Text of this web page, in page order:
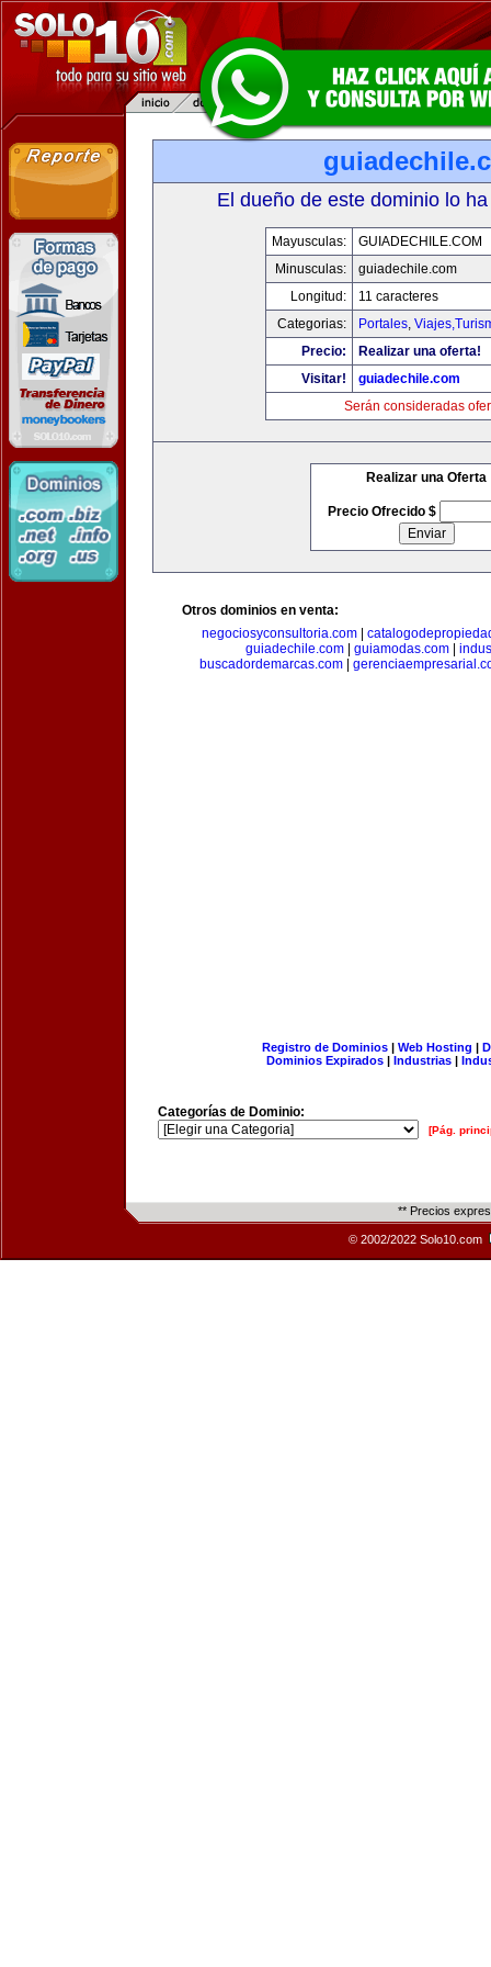
El dueño de este dominio lo
Mayusculas:
GUIADECHILE.COM
Minusculas:
guiadechile.com
Longitud:
11 caracteres
Categorias:
Portales,
Precio:
Realizar una oferta!
Visitar!
guiadechile.com
Serán consideradas
Realizar una Oferta
Precio Ofrecido $
Otros dominios en venta:
negociosyconsultoria.com|
guiadechile.com
guiamodas.com
buscadordemarcas.com|
Registro de Dominios| Web Hosting |
Dominios Expirados | Industrias |
Categorías de Dominio:
[Pág.
** Precios
© 2002/2022 Solo10.com